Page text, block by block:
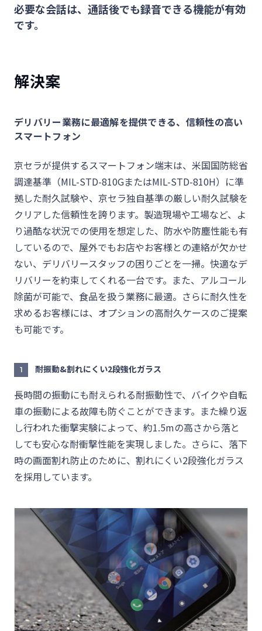
必要な会話は、通話後でも録音できる機能が有効
です。
解決案
デリバリー業務に最適解を提供できる、信頼性の高い
スマートフォン
京セラが提供するスマートフォン端末は、米国国防総省
調達基準（MIL-STD-810GまたはMIL-STD-810H）に準
拠した耐久試験や、京セラ独自基準の厳しい耐久試験を
クリアした信頼性を誇ります。製造現場や工場など、よ
り過酷な状況での使用を想定した、防水や防塵性能も有
しているので、屋外でもお店やお客様との連絡が欠かせ
ない、デリバリースタッフの困りごとを一掃。快適なデ
リバリーを約束してくれる一台です。また、アルコール
除菌が可能で、食品を扱う業務に最適。さらに耐久性を
求めるお客様には、オプションの高耐久ケースのご提案
も可能です。
1 耐振動&割れにくい2段強化ガラス
長時間の振動にも耐えられる耐振動性で、バイクや自転
車の振動による故障も防ぐことができます。また繰り返
し行われた衝撃実験によって、約1.5mの高さから落と
しても安心な耐衝撃性能を実現しました。さらに、落下
時の画面割れ防止のために、割れにくい2段強化ガラス
を採用しています。